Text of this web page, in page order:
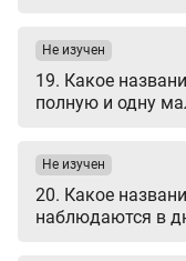
19. Какое
полную и одну
Не изучен
20. Какое
наблюдаются в
Не изучен